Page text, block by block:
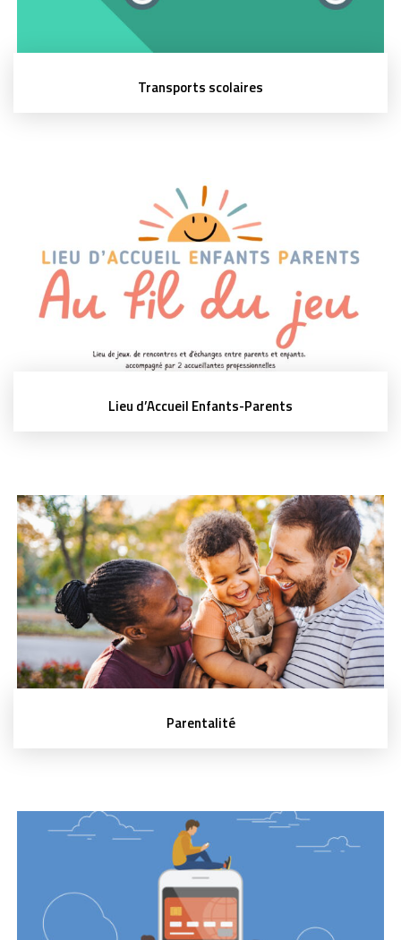
Transports scolaires
Lieu d’Accueil Enfants-Parents
Parentalité